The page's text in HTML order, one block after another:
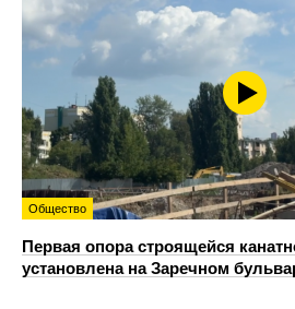
Общество
Первая опора строящейся
установлена на Заречном